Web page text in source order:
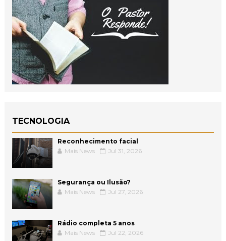
TECNOLOGIA
Reconhecimento facial
Mais News
Jul 31, 2026
Segurança ou Ilusão?
Mais News
Jul 27, 2026
Rádio completa 5 anos
Mais News
Jul 22, 2026